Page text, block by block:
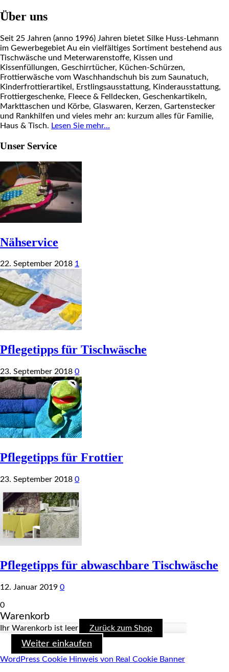
Über uns
Seit 25 Jahren (anno 1996) Jahren bietet Silke Huss-Lehmann
im Gewerbegebiet Au ein vielfältiges Sortiment bestehend aus
Tischwäsche und Meterwarenstoffe, Kissen und
Kissenfüllungen, Geschirrtücher, Küchen-Schürzen,
Frottierwäsche vom Waschhandschuh bis zum Saunatuch,
Kinderfrottierartikel, Erstlingsausstattung, Kinderausstattung,
Frottiergeschenke, Fleece & Felldecken, Geschenkartikeln,
Markttaschen und Körbe, Glaswaren, Kerzen, Gartenstecker
und Rankhilfen und vieles mehr an: kurzum alles für Familie,
Haus & Tisch. Lesen Sie mehr…
Unser Service
Nähservice
22. September 2018 1
Pflegetipps für Tischwäsche
23. September 2018 0
Pflegetipps für Frottier
23. September 2018 0
Pflegetipps für abwaschbare Tischwäsche
12. Januar 2019 0
0
Warenkorb
Ihr Warenkorb ist leer Zurück zum Shop
Weiter einkaufen
WordPress Cookie Hinweis von Real Cookie Banner